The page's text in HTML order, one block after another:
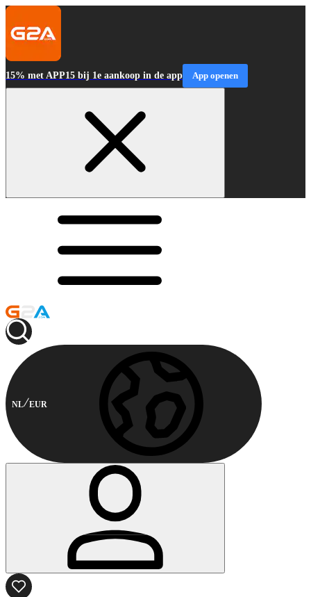
15% met APP15 bij 1e aankoop in de app App openen
NL EUR